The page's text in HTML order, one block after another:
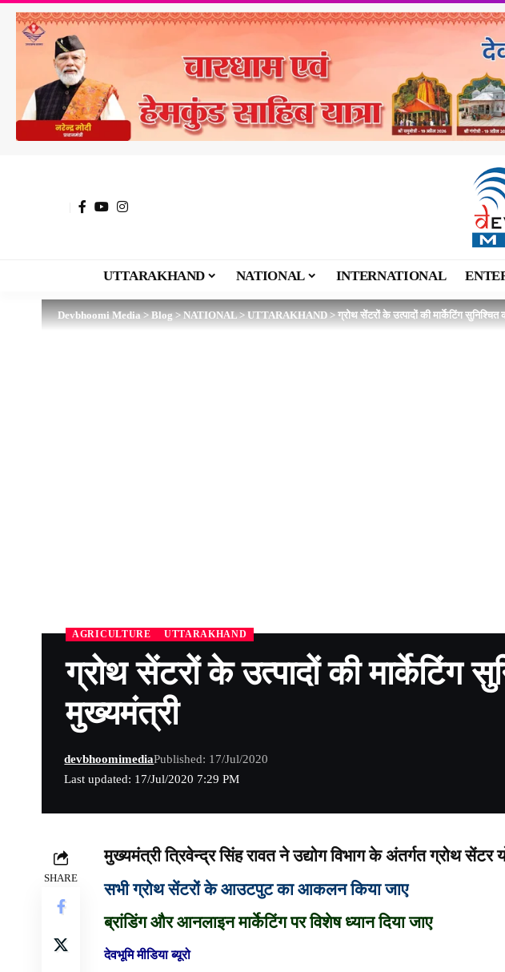
UTTARAKHAND NATIONAL INTERNATIONAL
Devbhoomi Media>Blog>NATIONAL>UTTARAKHAND>ग्रोथ सेंटरों के उत्पादों की मार्केटिंग सुनिश्चित
AGRICULTURE UTTARAKHAND
ग्रोथ सेंटरों के उत्पादों की मार्केटिंग
मुख्यमंत्री
Last updated: 17/Jul/2020 7:29 PM
devbhoomimediaPublished: 17/Jul/2020
SHARE
मुख्यमंत्री त्रिवेन्द्र सिंह रावत ने उद्योग विभाग के अंतर्गत ग्रोथ सेंटर
सभी ग्रोथ सेंटरों के आउटपुट का आकलन किया जाए
ब्रांडिंग और आनलाइन मार्केटिंग पर विशेष ध्यान दिया जाए
देवभूमि मीडिया ब्यूरो